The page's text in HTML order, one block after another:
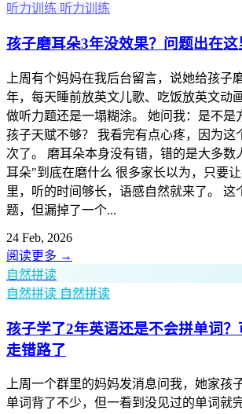
听力训练 听力训练
孩子磨耳朵3年没效果？问题出在这
上周有个妈妈在我后台留言，说她给孩子
年，每天睡前放英文儿歌、吃饭放英文动
做听力题还是一塌糊涂。 她问我：是不是
孩子天赋不够？ 我看完有点心疼，因为这
次了。 磨耳朵本身没有错，错的是大多数
耳朵"到底在磨什么 很多家长以为，只要
里，听的时间够长，语感自然就来了。 这
题，但漏掉了一个...
24 Feb, 2026
阅读更多 →
自然拼读
自然拼读 自然拼读
孩子学了2年英语还是不会拼单词
走错路了
上周一个群里的妈妈发消息问我，她家孩
单词背了不少，但一看到没见过的单词就